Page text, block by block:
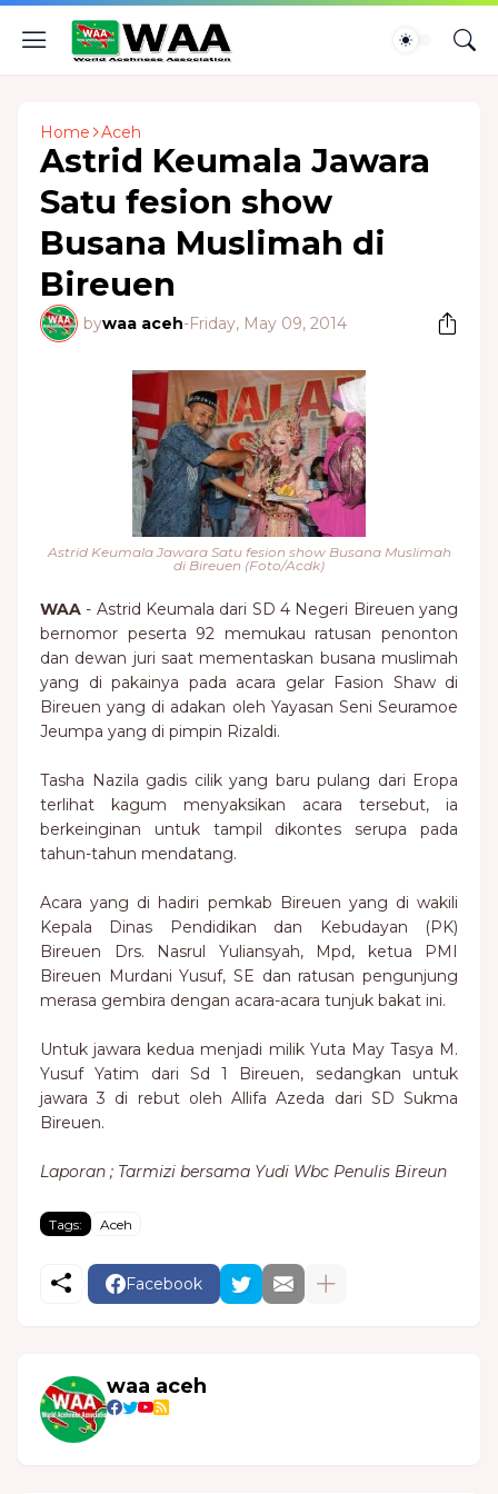
Home Aceh
Astrid Keumala Jawara
Satu fesion show
Busana Muslimah di
Bireuen
bywaa aceh-Friday, May 09, 2014
Astrid Keumala Jawara Satu fesion show Busana Muslimah
di Bireuen (Foto/Acdk)
WAA- Astrid Keumala dari SD 4 Negeri Bireuen yang
bernomor peserta 92 memukau ratusan penonton
dan dewan juri saat mementaskan busana muslimah
yang di pakainya pada acara gelar Fasion Shaw di
Bireuen yang di adakan oleh Yayasan Seni Seuramoe
Jeumpa yang di pimpin Rizaldi.
Tasha Nazila gadis cilik yang baru pulang dari Eropa
terlihat kagum menyaksikan acara tersebut, ia
berkeinginan untuk tampil dikontes serupa pada
tahun-tahun mendatang.
Acara yang di hadiri pemkab Bireuen yang di wakili
Kepala Dinas Pendidikan dan Kebudayan (PK)
Bireuen Drs. Nasrul Yuliansyah, Mpd, ketua PMI
Bireuen Murdani Yusuf, SE dan ratusan pengunjung
merasa gembira dengan acara-acara tunjuk bakat ini.
Untuk jawara kedua menjadi milik Yuta May Tasya M.
Yusuf Yatim dari Sd 1 Bireuen, sedangkan untuk
jawara 3 di rebut oleh Allifa Azeda dari SD Sukma
Bireuen.
Laporan ; Tarmizi bersama Yudi Wbc Penulis Bireun
Tags: Aceh
Facebook
waa aceh